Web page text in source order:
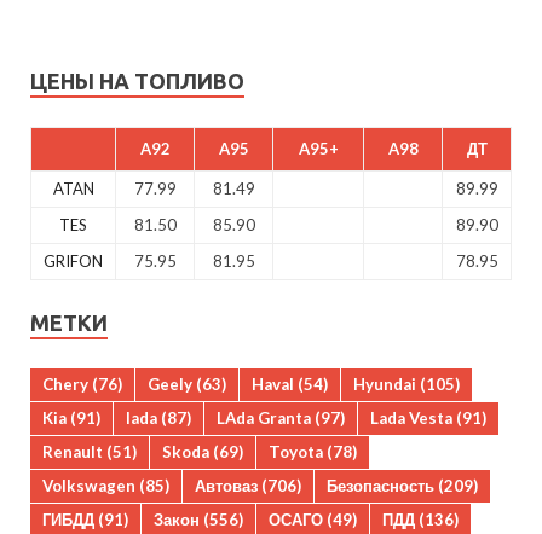
ЦЕНЫ НА ТОПЛИВО
A92 A95 A95+ A98 ДТ
ATAN 77.99 81.49
89.99
TES
81.50 85.90
89.90
GRIFON
75.95 81.95 78.95
МЕТКИ
Chery (76) Geely (63) Haval (54) Hyundai (105)
Kia (91) lada (87) LAda Granta (97) Lada Vesta (91)
Renault (51) Skoda (69) Toyota (78)
Volkswagen (85) Автоваз (706) Безопасность (209)
ГИБДД (91) Закон (556) ОСАГО (49) ПДД (136)